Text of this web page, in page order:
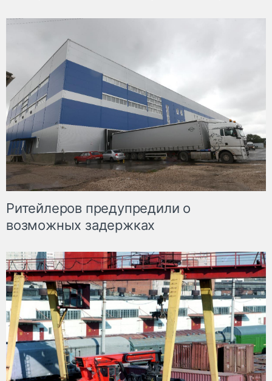
Ритейлеров предупредили о
возможных задержках